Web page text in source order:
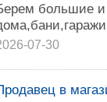
большие и
07-30
в